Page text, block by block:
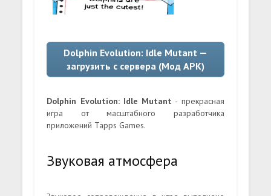
Dolphin Evolution: Idle Mutant —
загрузить с сервера (Мод APK)
Dolphin Evolution: Idle Mutant - прекрасная
игра от масштабного разработчика
приложений Tapps Games.
Звуковая атмосфера